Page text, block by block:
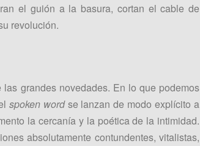
el guión a la basura, cortan el cable de
revolución.
grandes novedades. En lo que podemos
spoken wordse lanzan de modo explícito a
la cercanía y la poética de la intimidad.
absolutamente contundentes, vitalistas,